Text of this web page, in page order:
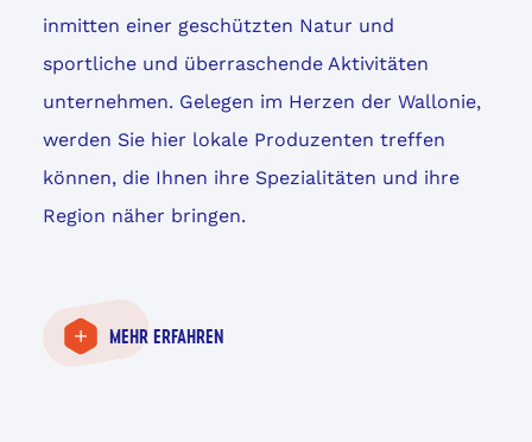
inmitten einer geschützten Natur und
sportliche und überraschende Aktivitäten
unternehmen. Gelegen im Herzen der Wallonie,
werden Sie hier lokale Produzenten treffen
können, die Ihnen ihre Spezialitäten und ihre
Region näher bringen.
MEHR ERFAHREN